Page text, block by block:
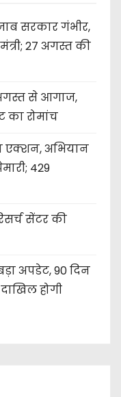
सरकार गंभीर,
27 अगस्त की
से आगाज,
का रोमांच
एक्शन, अभियान
429
सेंटर की
अपडेट, 90 दिन
होगी